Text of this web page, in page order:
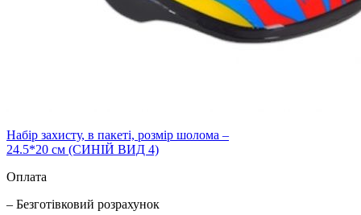
Набiр захисту, в пакеті, розмір шолома –
24.5*20 см (СИНІЙ ВИД 4)
Оплата
– Безготівковий розрахунок